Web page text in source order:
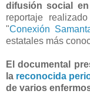
difusión social
reportaje
"Conexión
estatales más
El documental
la reconocida
de varios